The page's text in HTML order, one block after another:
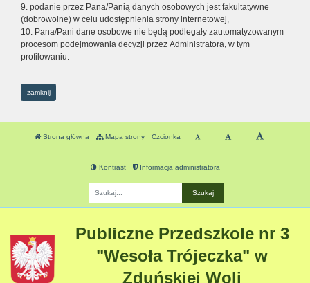
9. podanie przez Pana/Panią danych osobowych jest fakultatywne
(dobrowolne) w celu udostępnienia strony internetowej,
10. Pana/Pani dane osobowe nie będą podlegały zautomatyzowanym
procesom podejmowania decyzji przez Administratora, w tym
profilowaniu.
zamknij
Strona główna Mapa strony Czcionka
Kontrast Informacja administratora
Publiczne Przedszkole nr 3
"Wesoła Trójeczka" w
Zduńskiej Woli